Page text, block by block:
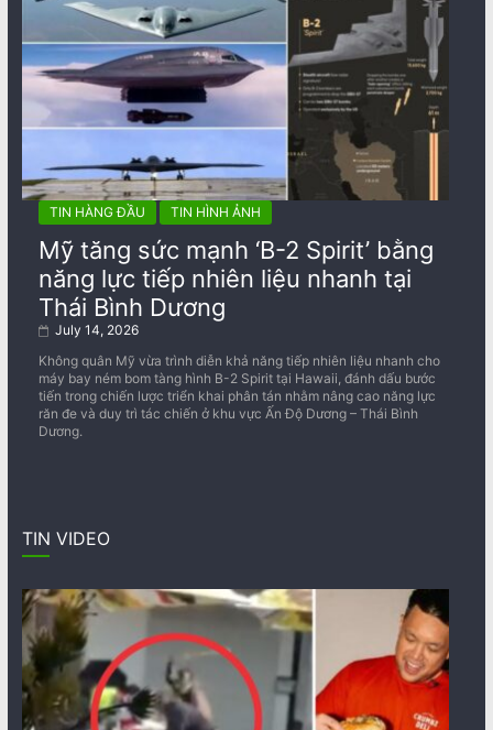
TIN HÀNG ĐẦU TIN HÌNH ẢNH
Mỹ tăng sức mạnh ‘B-2 Spirit’ bằng
năng lực tiếp nhiên liệu nhanh tại
Thái Bình Dương
July 14, 2026
Không quân Mỹ vừa trình diễn khả năng tiếp nhiên liệu nhanh cho
máy bay ném bom tàng hình B-2 Spirit tại Hawaii, đánh dấu bước
tiến trong chiến lược triển khai phân tán nhằm nâng cao năng lực
răn đe và duy trì tác chiến ở khu vực Ấn Độ Dương – Thái Bình
Dương.
TIN VIDEO